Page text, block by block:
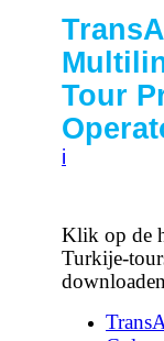
Tour
i
Klik op de
Turkije-